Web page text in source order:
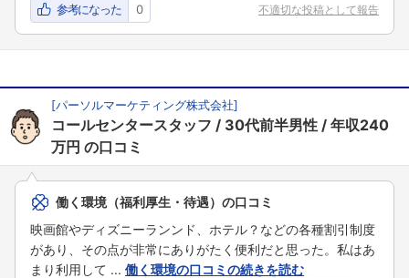
参考になった 0 不適切な投稿として報告
[パーソルマーケティング株式会社]
コールセンタースタッフ 30代前半男性
年収240
万円 の口コミ
働く環境（福利厚生・待遇）の口コミ
映画館やディズニーランンド、ホテル？などの各種割引制度
があり、その点が非常にありがたく便利だと思った。私はあ
まり利用して ... 働く環境の口コミの続きを読む